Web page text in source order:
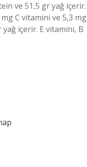
ve 51,5 gr yağ içerir.
C vitamini ve 5,3 mg
içerir. E vitamini, B